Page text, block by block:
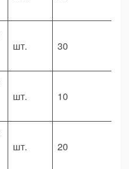
шт. 30
шт. 10
шт. 20